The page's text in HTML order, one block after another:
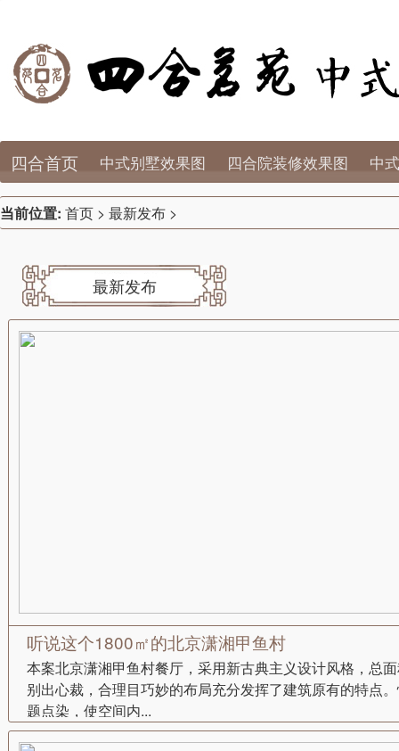
四合首页 中式别墅效果图 四合院装修效果图 中
当前位置: 首页 > 最新发布 >
最新发布
听说这个1800㎡的北京潇湘甲鱼村
本案北京潇湘甲鱼村餐厅，采用新古典主义设计风格，总
别出心裁，合理目巧妙的布局充分发挥了建筑原有的特点
题点染，使空间内...